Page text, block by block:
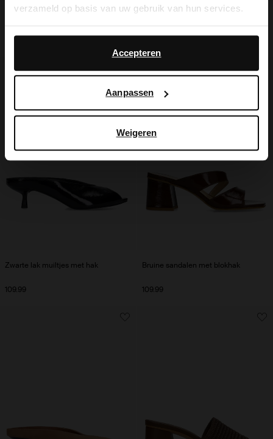
verzameld op basis van uw gebruik van hun services.
Daarnaast werken wij samen met Google voor
advertentie- en meetdoeleinden. Meer informatie over
hoe Google uw persoonsgegevens gebruikt, vindt u op
Accepteren
Aanpassen
Weigeren
Donkerbruine leren sandalen
blokhak
Zwarte lak muiltjes met hak
109.99
Bruine sandalen met blokhak
109.99
English
No, stay in Dutch